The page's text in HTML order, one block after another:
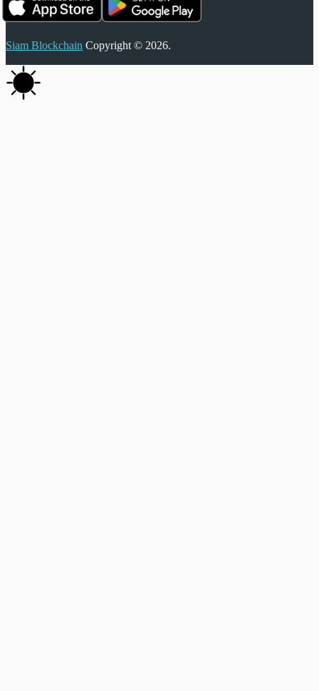
Siam Blockchain Copyright © 2026.